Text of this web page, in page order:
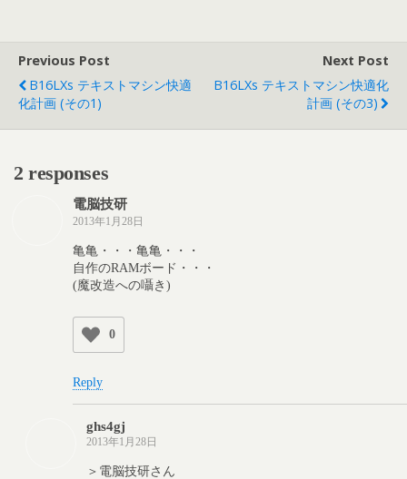
Previous Post
B16LXs テキストマシン快適
化計画 (その1)
Next Post
B16LXs テキストマシン快適化
計画 (その3)
2 responses
電脳技研
2013年1月28日
亀亀・・・亀亀・・・
自作のRAMボード・・・
(魔改造への囁き)
0
Reply
ghs4gj
2013年1月28日
＞電脳技研さん